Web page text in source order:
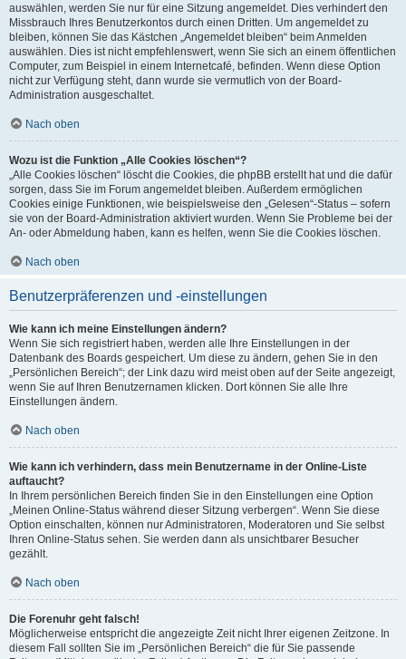
auswählen, werden Sie nur für eine Sitzung angemeldet. Dies verhindert den
Missbrauch Ihres Benutzerkontos durch einen Dritten. Um angemeldet zu
bleiben, können Sie das Kästchen „Angemeldet bleiben“ beim Anmelden
auswählen. Dies ist nicht empfehlenswert, wenn Sie sich an einem öffentlichen
Computer, zum Beispiel in einem Internetcafé, befinden. Wenn diese Option
nicht zur Verfügung steht, dann wurde sie vermutlich von der Board-
Administration ausgeschaltet.
Nach oben
Wozu ist die Funktion „Alle Cookies löschen“?
„Alle Cookies löschen“ löscht die Cookies, die phpBB erstellt hat und die dafür
sorgen, dass Sie im Forum angemeldet bleiben. Außerdem ermöglichen
Cookies einige Funktionen, wie beispielsweise den „Gelesen“-Status – sofern
sie von der Board-Administration aktiviert wurden. Wenn Sie Probleme bei der
An- oder Abmeldung haben, kann es helfen, wenn Sie die Cookies löschen.
Nach oben
Benutzerpräferenzen und -einstellungen
Wie kann ich meine Einstellungen ändern?
Wenn Sie sich registriert haben, werden alle Ihre Einstellungen in der
Datenbank des Boards gespeichert. Um diese zu ändern, gehen Sie in den
„Persönlichen Bereich“; der Link dazu wird meist oben auf der Seite angezeigt,
wenn Sie auf Ihren Benutzernamen klicken. Dort können Sie alle Ihre
Einstellungen ändern.
Nach oben
Wie kann ich verhindern, dass mein Benutzername in der Online-Liste
auftaucht?
In Ihrem persönlichen Bereich finden Sie in den Einstellungen eine Option
„Meinen Online-Status während dieser Sitzung verbergen“. Wenn Sie diese
Option einschalten, können nur Administratoren, Moderatoren und Sie selbst
Ihren Online-Status sehen. Sie werden dann als unsichtbarer Besucher
gezählt.
Nach oben
Die Forenuhr geht falsch!
Möglicherweise entspricht die angezeigte Zeit nicht Ihrer eigenen Zeitzone. In
diesem Fall sollten Sie im „Persönlichen Bereich“ die für Sie passende